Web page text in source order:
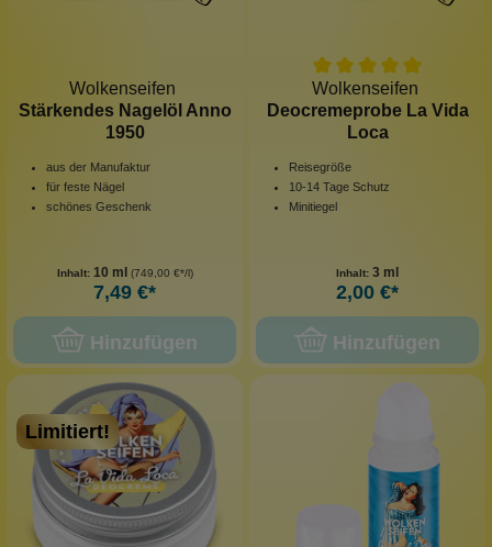
Wolkenseifen
Stärkendes Nagelöl Anno
1950
aus der Manufaktur
für feste Nägel
schönes Geschenk
Inhalt: 10 ml (749,00 €*/l)
7,49 €*
Hinzufügen
Wolkenseifen
Deocremeprobe La Vida
Loca
Reisegröße
10-14 Tage Schutz
Minitiegel
Inhalt: 3 ml
2,00 €*
Hinzufügen
Limitiert!